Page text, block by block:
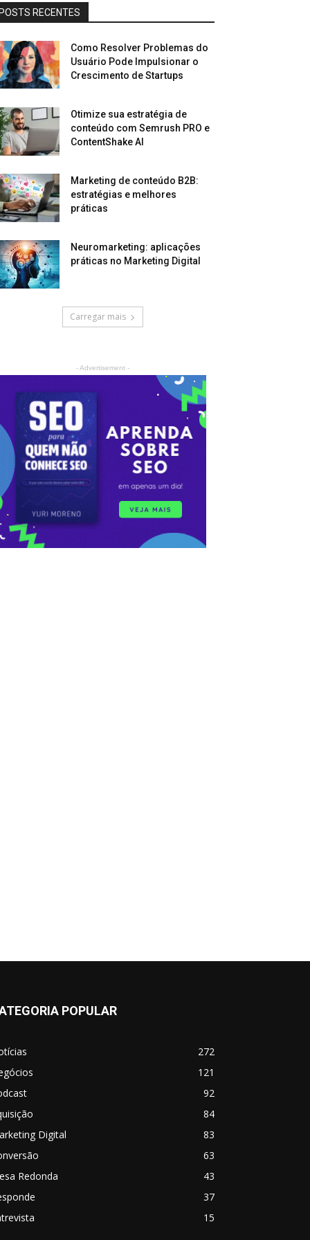
RECENTES
Como Resolver Problemas do
Usuário Pode Impulsionar o
Crescimento de Startups
Otimize sua estratégia de
conteúdo com Semrush PRO e
ContentShake AI
Marketing de conteúdo B2B:
estratégias e melhores
práticas
Neuromarketing: aplicações
práticas no Marketing Digital
Carregar mais
- Advertisement -
POPULAR
272
121
92
84
Digital
83
63
Redonda
43
37
15